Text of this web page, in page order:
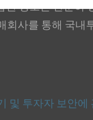
정보는 단순히
사를 통해 국내
및 투자자 보안에